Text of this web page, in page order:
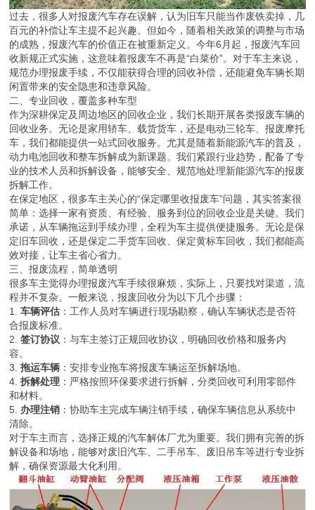
过去，很多人对报废汽车存在误解，认为旧车只能当作废铁卖掉，几
百元的补偿让车主提不起兴趣。但如今，随着相关政策的调整与市场
的成熟，报废汽车的价值正在被重新定义。今年6月起，报废汽车回
收新规正式实施，这意味着报废车不再是“白菜价”。对于车主来说，
规范办理报废手续，不仅能获得合理的回收补偿，还能避免车辆长期
闲置带来的安全隐患和违章风险。
二、专业回收，覆盖多种车型
作为深耕保定及周边地区的回收企业，我们长期开展各类报废车辆的
回收业务。无论是家用轿车、载货货车，还是电动三轮车、报废摩托
车，我们都能提供一站式回收服务。尤其是随着新能源汽车的普及，
动力电池回收和整车拆解成为新课题。我们紧跟行业趋势，配备了专
业的技术人员和拆解设备，能够安全、规范地处理新能源汽车的报废
拆解工作。
在保定地区，很多车主关心的“保定哪里收报废车”问题，其实答案很
简单：选择一家有资质、有经验、服务到位的回收企业是关键。我们
承诺，从车辆拖运到手续办理，全程为车主提供便捷服务。无论是保
定旧车回收，还是保定二手货车回收、保定黄标车回收，我们都能高
效对接，让车主省心省力。
三、报废流程，简单透明
很多车主觉得办理报废汽车手续很麻烦，实际上，只要找对渠道，流
程并不复杂。一般来说，报废回收分为以下几个步骤：
1.车辆评估 ：工作人员对车辆进行现场勘察，确认车辆状态是否符
合报废标准。
2.签订协议 ：与车主签订正规回收协议，明确回收价格和服务内
容。
3.拖运车辆 ：安排专业拖车将报废车辆运至拆解场地。
4.拆解处理 ：严格按照环保要求进行拆解，分类回收可利用零部件
和材料。
5. 办理注销 ：协助车主完成车辆注销手续，确保车辆信息从系统中
清除。
对于车主而言，选择正规的汽车解体厂尤为重要。我们拥有完善的拆
解设备和场地，能够对废旧汽车、二手吊车、废旧吊车等进行专业拆
解，确保资源最大化利用。